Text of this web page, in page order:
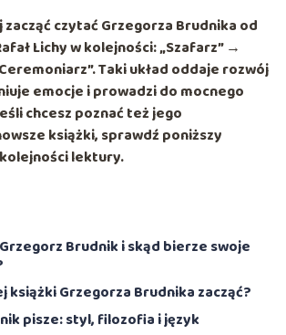
czytać Grzegorza Brudnika od
Lichyw kolejności:„Szafarz” →
. Taki układ oddaje rozwój
emocje i prowadzi do mocnego
chcesz poznać też jego
książki, sprawdź poniższy
lektury.
Brudnik i skąd bierze swoje
książki Grzegorza Brudnika zacząć?
pisze: styl, filozofia i język